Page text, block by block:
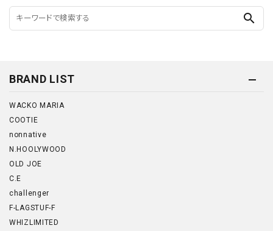
search
BRAND LIST
WACKO MARIA
COOTIE
nonnative
N.HOOLYWOOD
OLD JOE
C.E
challenger
F-LAGSTUF-F
WHIZLIMITED